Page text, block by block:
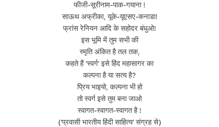
फीजी-सूरीनाम-पाक-गयाना !
साऊथ अफ्रीका, यूके-यूएसए-कनाडा!
फ्रांस रेनियन आदि के सहोदर बंधुओ!
इस भूमि में तुम सभी की
स्मृति अंकित है तल तक,
कहते हैं ‘स्वर्ग’ इसे हिंद महासागर का
कल्पना है या सत्य है?
प्रिय भाइयो, कल्पना भी हो
तो स्वर्ग इसे तुम बना जाओ
स्वागत-स्वागत-स्वागत है !
(‘प्रवासी भारतीय हिंदी साहित्य’ संग्रह से)